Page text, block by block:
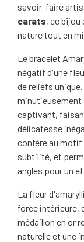
savoir-faire
carats, ce bijou
nature tout en
Le bracelet
négatif d'une
de reliefs
minutieusement
captivant,
délicatesse
confère au motif
subtilité, et
angles pour un
La fleur
force intérieure,
médaillon en or
naturelle et une